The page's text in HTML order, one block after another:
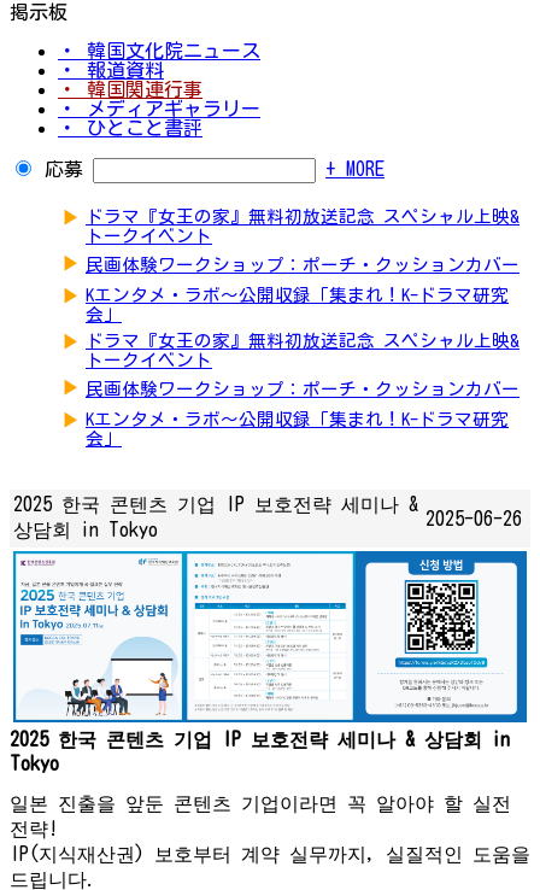
掲示板
・ 韓国文化院ニュース
・ 報道資料
・ 韓国関連行事
・ メディアギャラリー
・ ひとこと書評
応募 + MORE
▶
ドラマ『女王の家』無料初放送記念 スペシャル上映&
トークイベント
▶ 民画体験ワークショップ：ポーチ・クッションカバー
▶ Kエンタメ・ラボ～公開収録「集まれ！K-ドラマ研究
会」
▶
ドラマ『女王の家』無料初放送記念 スペシャル上映&
トークイベント
▶ 民画体験ワークショップ：ポーチ・クッションカバー
▶ Kエンタメ・ラボ～公開収録「集まれ！K-ドラマ研究
会」
2025 한국 콘텐츠 기업 IP 보호전략 세미나 &
상담회 in Tokyo
2025-06-26
2025 한국 콘텐츠 기업 IP 보호전략 세미나 & 상담회 in
Tokyo
일본 진출을 앞둔 콘텐츠 기업이라면 꼭 알아야 할 실전
전략!
IP(지식재산권) 보호부터 계약 실무까지, 실질적인 도움을
드립니다.